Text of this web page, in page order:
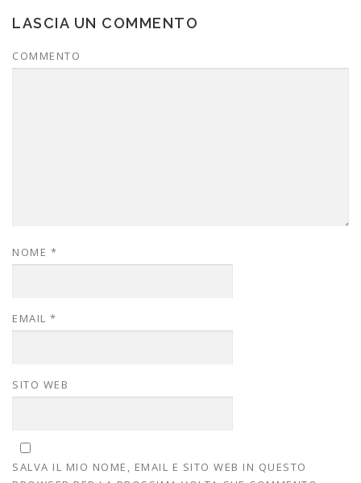
LASCIA UN COMMENTO
COMMENTO
NOME *
EMAIL *
SITO WEB
SALVA IL MIO NOME, EMAIL E SITO WEB IN QUESTO